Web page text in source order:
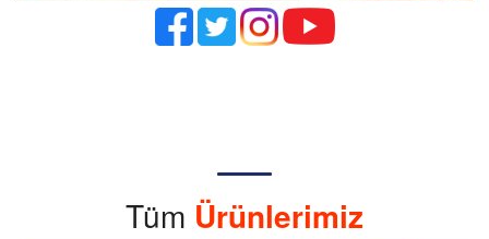
Tüm Ürünlerimiz